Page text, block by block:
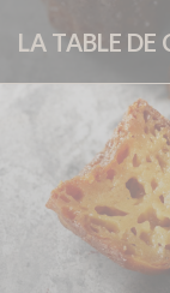
クッキー利用の管理に
LA TABLE DE